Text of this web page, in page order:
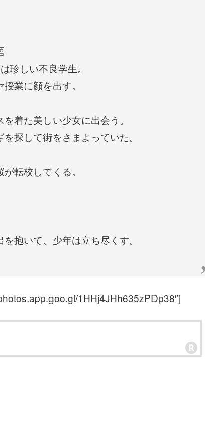
珍しい不良学生。
業に顔を出す。
着た美しい少女に出会う。
探して街をさまよっていた。
転校してくる。
抱いて、少年は立ち尽くす。
1HHj4JHh635zPDp38″]